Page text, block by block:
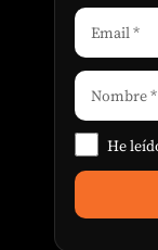
He